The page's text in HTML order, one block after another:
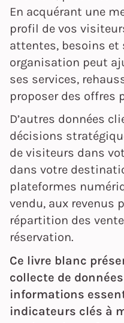
En acquérant une
profil de vos
attentes, besoins
organisation peut
ses services,
proposer des offres
D’autres données
décisions
de visiteurs dans
dans votre
plateformes
vendu, aux revenus
répartition des
réservation.
Ce livre blanc
collecte de
informations
indicateurs clés à